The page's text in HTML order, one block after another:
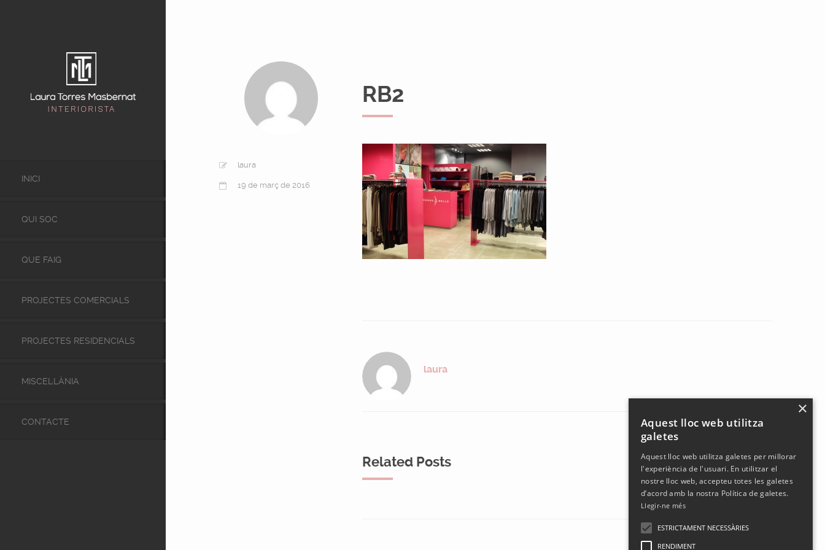
INICI
QUI SOC
QUE FAIG
PROJECTES COMERCIALS
PROJECTES RESIDENCIALS
MISCEL·LÀNIA
CONTACTE
laura
19 de març de 2016
RB2
laura
Related Posts
×
Aquest lloc web utilitza
galetes
Aquest lloc web utilitza galetes per millorar
l'experiència de l'usuari. En utilitzar el
nostre lloc web, accepteu totes les galetes
d’acord amb la nostra Política de galetes.
Llegir-ne més
ESTRICTAMENT NECESSÀRIES
RENDIMENT